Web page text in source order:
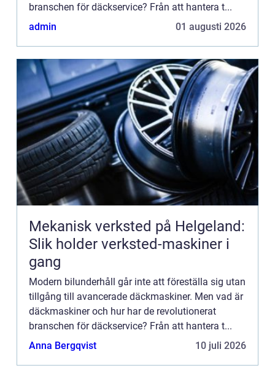
branschen för däckservice? Från att hantera t...
admin
01 augusti 2026
Mekanisk verksted på Helgeland:
Slik holder verksted-maskiner i
gang
Modern bilunderhåll går inte att föreställa sig utan
tillgång till avancerade däckmaskiner. Men vad är
däckmaskiner och hur har de revolutionerat
branschen för däckservice? Från att hantera t...
Anna Bergqvist
10 juli 2026